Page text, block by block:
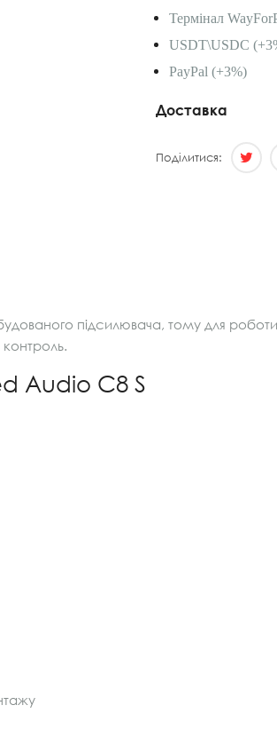
Термінал
USDT\USDC
PayPal (+3%)
Доставка
Поділитися:
підсилювача, тому для
контроль.
Audio C8 S